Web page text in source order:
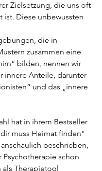
Zielsetzung, die uns oft
ist. Diese unbewussten
die in
zusammen eine
bilden, nennen wir
innere Anteile, darunter
und das „innere
hat in ihrem Bestseller
muss Heimat finden“
beschrieben,
Psychotherapie schon
Therapietool